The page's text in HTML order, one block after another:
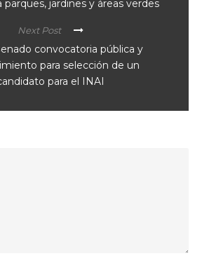
parques, jardines y áreas verdes
Next Post
convocatoria pública y
para selección de un
para el INAI